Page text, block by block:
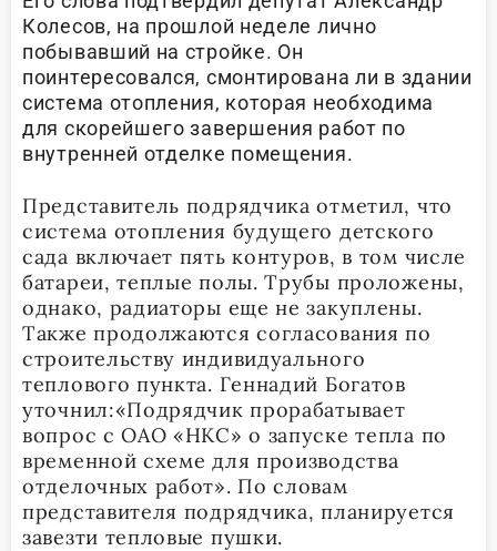
Колесов, на прошлой неделе лично
побывавший на стройке. Он
поинтересовался, смонтирована ли в здании
система отопления, которая необходима
для скорейшего завершения работ по
внутренней отделке помещения.
Представитель подрядчика отметил, что
система отопления будущего детского
сада включает пять контуров, в том числе
батареи, теплые полы. Трубы проложены,
однако, радиаторы еще не закуплены.
Также продолжаются согласования по
строительству индивидуального
теплового пункта. Геннадий Богатов
уточнил:«Подрядчик прорабатывает
вопрос с ОАО «НКС» о запуске тепла по
временной схеме для производства
отделочных работ». По словам
представителя подрядчика, планируется
завезти тепловые пушки.